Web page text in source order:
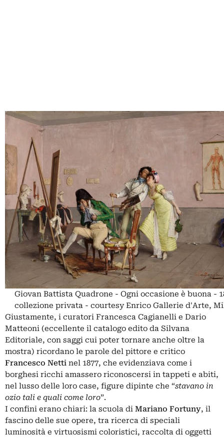
Giovan Battista Quadrone - Ogni occasione è buona -
collezione privata - courtesy Enrico Gallerie d'Arte,
Giustamente, i curatori Francesca Cagianelli e Dario
Matteoni (eccellente il catalogo edito da Silvana
Editoriale, con saggi cui poter tornare anche oltre la
mostra) ricordano le parole del pittore e critico
Francesco Netti nel 1877, che evidenziava come i
borghesi ricchi amassero riconoscersi in tappeti e abiti,
nel lusso delle loro case, figure dipinte che “stavano in
ozio tali e quali come loro”.
I confini erano chiari: la scuola di Mariano Fortuny, il
fascino delle sue opere, tra ricerca di speciali
luminosità e virtuosismi coloristici, raccolta di oggetti